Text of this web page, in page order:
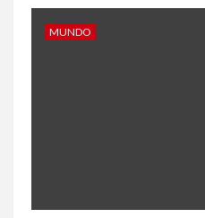
MUNDO